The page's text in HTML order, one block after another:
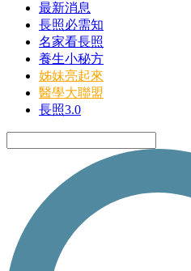
最新消息
長照必需知
名家看長照
養生小秘方
姊妹亮起來
醫學大聯盟
長照3.0